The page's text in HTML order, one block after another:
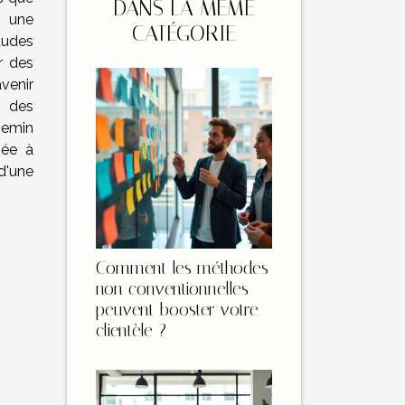
une
des
des
à
DANS LA MÊME
CATÉGORIE
Comment les méthodes
non conventionnelles
peuvent booster votre
clientèle ?